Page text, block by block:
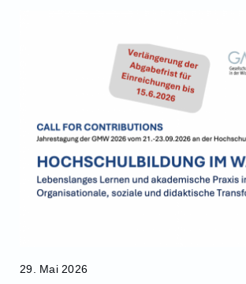
29. Mai 2026